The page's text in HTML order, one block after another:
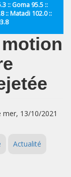
:: Goma 95.5 ::
:: Matadi 102.0 ::
13/10/2021
Actualité